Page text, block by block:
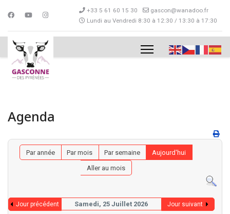
+33 5 61 60 15 30
gascon@wanadoo.fr
Lundi au Vendredi 8:30 à 12:30 / 13:30 à 17:30
Agenda
Par année Par mois Par semaine
Aujourd'hui
Aller au mois
Jour précédent Samedi, 25 Juillet 2026 Jour suivant